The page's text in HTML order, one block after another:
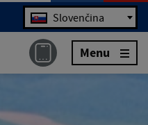
Jazyk Slovenčina
Menu